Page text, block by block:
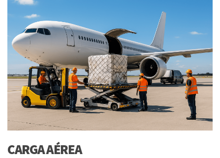
CARGA AÉREA